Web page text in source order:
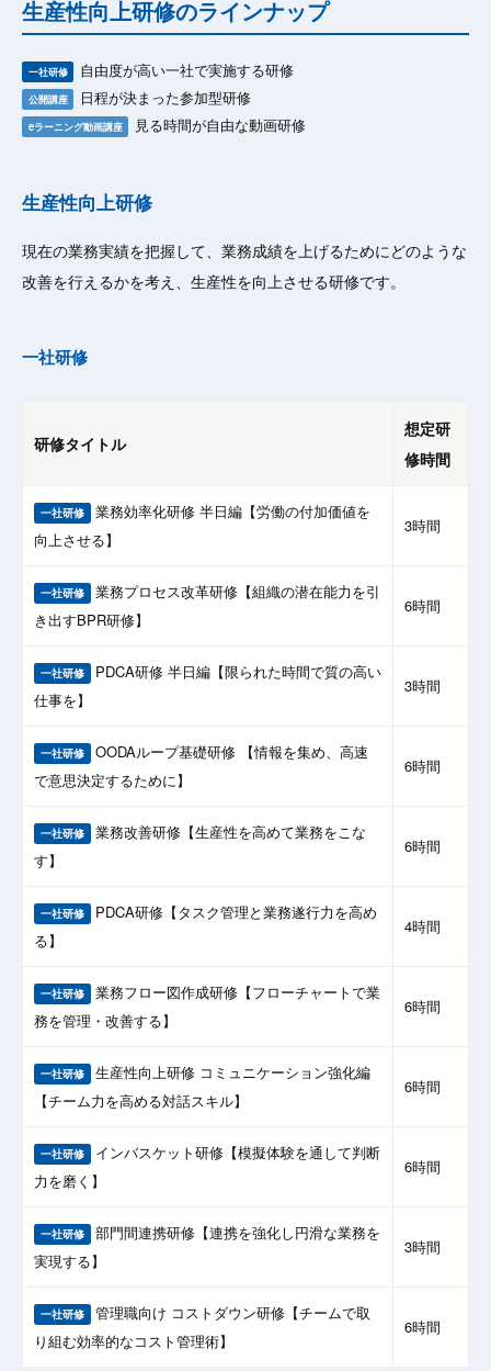
生産性向上研修のラインナップ
一社研修 自由度が高い一社で実施する研修
公開講座 日程が決まった参加型研修
eラーニング動画講座 見る時間が自由な動画研修
生産性向上研修
現在の業務実績を把握して、業務成績を上げるためにどのような
改善を行えるかを考え、生産性を向上させる研修です。
一社研修
研修タイトル
想定研
修時間
一社研修 業務効率化研修 半日編【労働の付加価値を
向上させる】
3時間
一社研修 業務プロセス改革研修【組織の潜在能力を引
き出すBPR研修】
6時間
一社研修 PDCA研修 半日編【限られた時間で質の高い
仕事を】
3時間
一社研修 OODAループ基礎研修 【情報を集め、高速
で意思決定するために】
6時間
一社研修 業務改善研修【生産性を高めて業務をこな
す】
6時間
一社研修 PDCA研修【タスク管理と業務遂行力を高め
る】
4時間
一社研修 業務フロー図作成研修【フローチャートで業
務を管理・改善する】
6時間
一社研修 生産性向上研修 コミュニケーション強化編
【チーム力を高める対話スキル】
6時間
一社研修 インバスケット研修【模擬体験を通して判断
力を磨く】
6時間
一社研修 部門間連携研修【連携を強化し円滑な業務を
実現する】
3時間
一社研修 管理職向け コストダウン研修【チームで取
り組む効率的なコスト管理術】
6時間